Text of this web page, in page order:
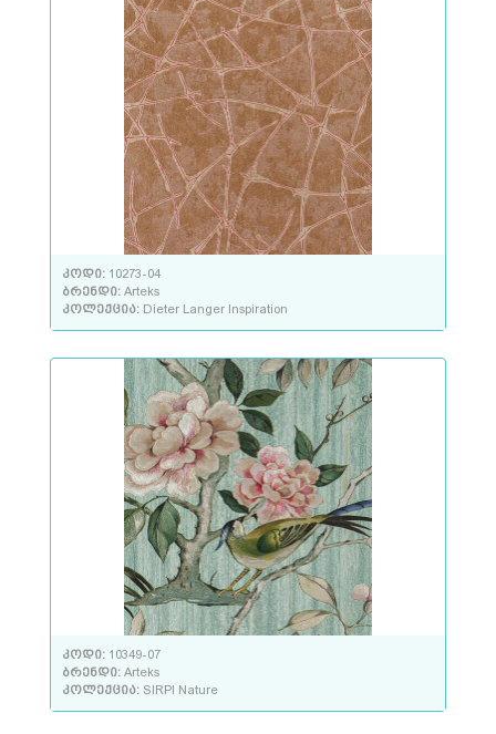
კოდი: 10273-04
ბრენდი: Arteks
კოლექცია: Dieter Langer Inspiration
კოდი: 10349-07
ბრენდი: Arteks
კოლექცია: SIRPI Nature